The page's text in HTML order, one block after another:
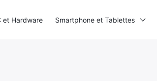
et Hardware Smartphone et Tablettes